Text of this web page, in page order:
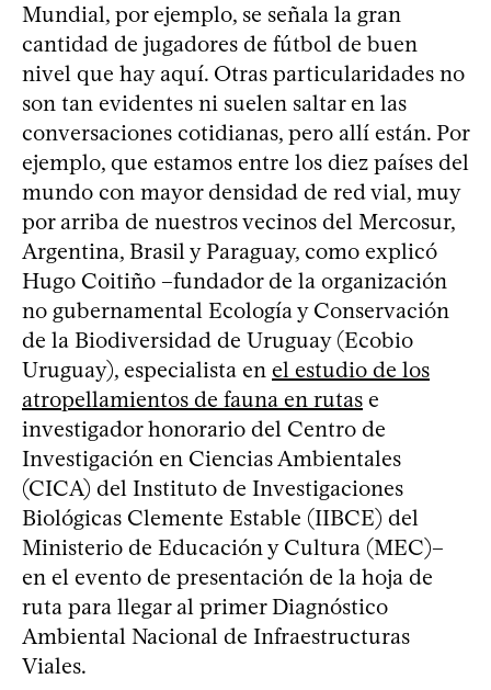
Mundial, por ejemplo, se señala la gran
cantidad de jugadores de fútbol de buen
nivel que hay aquí. Otras particularidades no
son tan evidentes ni suelen saltar en las
conversaciones cotidianas, pero allí están. Por
ejemplo, que estamos entre los diez países del
mundo con mayor densidad de red vial, muy
por arriba de nuestros vecinos del Mercosur,
Argentina, Brasil y Paraguay, como explicó
Hugo Coitiño –fundador de la organización
no gubernamental Ecología y Conservación
de la Biodiversidad de Uruguay (Ecobio
Uruguay), especialista en el estudio de los
atropellamientos de fauna en rutas e
investigador honorario del Centro de
Investigación en Ciencias Ambientales
(CICA) del Instituto de Investigaciones
Biológicas Clemente Estable (IIBCE) del
Ministerio de Educación y Cultura (MEC)–
en el evento de presentación de la hoja de
ruta para llegar al primer Diagnóstico
Ambiental Nacional de Infraestructuras
Viales.